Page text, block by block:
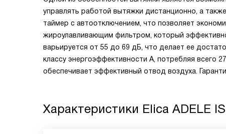
управлять работой вытяжки дистанционно, а
таймер с автоотключением, что позволяет
жироулавливающим фильтром, который
варьируется от 55 до 69 дБ, что делает ее
классу энергоэффективности А, потребляя всего
обеспечивает эффективный отвод воздуха.
Характеристики Elica ADELE